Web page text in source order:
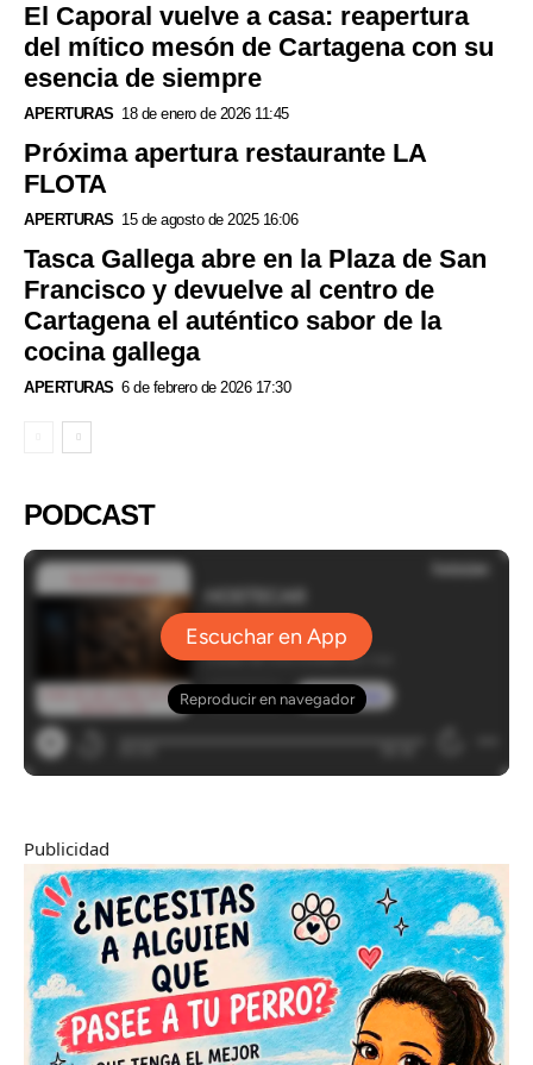
El Caporal vuelve a casa: reapertura
del mítico mesón de Cartagena con su
esencia de siempre
APERTURAS 18 de enero de 2026 11:45
Próxima apertura restaurante LA
FLOTA
APERTURAS 15 de agosto de 2025 16:06
Tasca Gallega abre en la Plaza de San
Francisco y devuelve al centro de
Cartagena el auténtico sabor de la
cocina gallega
APERTURAS 6 de febrero de 2026 17:30
PODCAST
Publicidad